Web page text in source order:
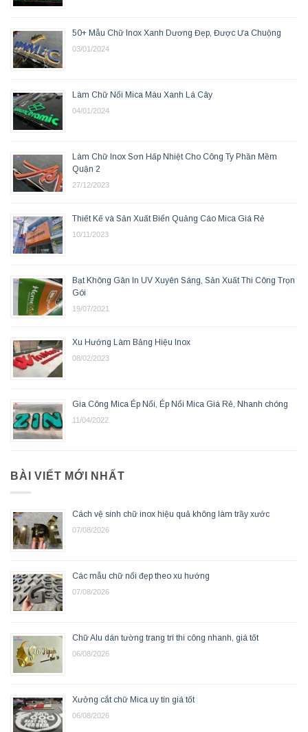
50+ Mẫu Chữ Inox Xanh Dương Đẹp, Được Ưa Chuộng
03/01/2024
Làm Chữ Nổi Mica Màu Xanh Lá Cây
04/01/2024
Làm Chữ Inox Sơn Hấp Nhiệt Cho Công Ty Phần Mềm
Quận 2
27/12/2023
Thiết Kế và Sản Xuất Biển Quảng Cáo Mica Giá Rẻ
10/11/2023
Bạt Không Gân In UV Xuyên Sáng, Sản Xuất Thi Công Trọn
Gói
19/07/2021
Xu Hướng Làm Bảng Hiệu Inox
08/02/2023
Gia Công Mica Ép Nổi, Ép Nổi Mica Giá Rẻ, Nhanh chóng
11/04/2022
BÀI VIẾT MỚI NHẤT
Cách vệ sinh chữ inox hiệu quả không làm trầy xước
07/08/2026
Các mẫu chữ nổi đẹp theo xu hướng
07/08/2026
Chữ Alu dán tường trang trí thi công nhanh, giá tốt
06/08/2026
Xưởng cắt chữ Mica uy tín giá tốt
06/08/2026